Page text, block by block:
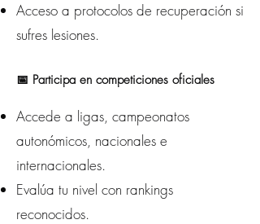
Acceso a protocolos de recuperación si
sufres lesiones.
📅 Participa en competiciones oficiales
Accede a ligas, campeonatos
autonómicos, nacionales e
internacionales.
Evalúa tu nivel con rankings
reconocidos.